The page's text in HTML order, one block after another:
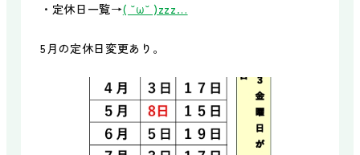
・定休日一覧→( ˘ω˘ )zzz…
5月の定休日変更あり。